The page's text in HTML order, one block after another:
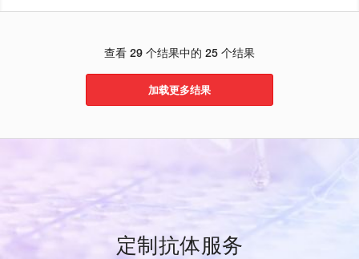
查看 29 个结果中的 25 个结果
加载更多结果
定制抗体服务